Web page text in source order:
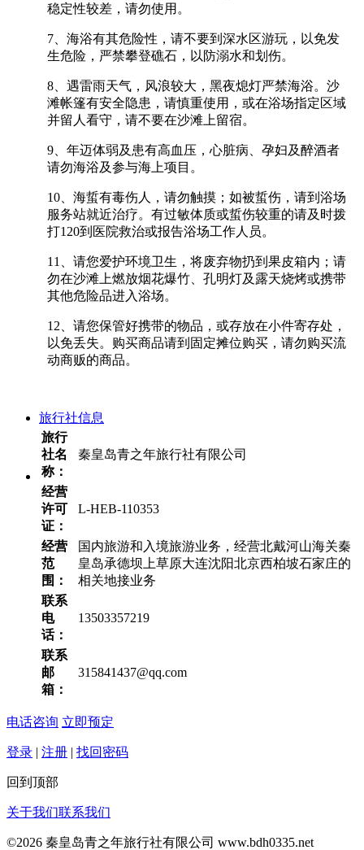
稳定性较差，请勿使用。
7、海浴有其危险性，请不要到深水区游玩，以免发
生危险，严禁攀登礁石，以防溺水和划伤。
8、遇雷雨天气，风浪较大，黑夜熄灯严禁海浴。沙
滩帐篷有安全隐患，请慎重使用，或在浴场指定区域
并留人看守，请不要在沙滩上留宿。
9、年迈体弱及患有高血压，心脏病、孕妇及醉酒者
请勿海浴及参与海上项目。
10、海蜇有毒伤人，请勿触摸；如被蜇伤，请到浴场
服务站就近治疗。有过敏体质或蜇伤较重的请及时拨
打120到医院救治或报告浴场工作人员。
11、请您爱护环境卫生，将废弃物扔到果皮箱内；请
勿在沙滩上燃放烟花爆竹、孔明灯及露天烧烤或携带
其他危险品进入浴场。
12、请您保管好携带的物品，或存放在小件寄存处，
以免丢失。购买商品请到固定摊位购买，请勿购买流
动商贩的商品。
旅行社信息
旅行
社名
称：
秦皇岛青之年旅行社有限公司
经营
许可
证：
L-HEB-110353
经营
范
围：
国内旅游和入境旅游业务，经营北戴河山海关秦
皇岛承德坝上草原大连沈阳北京西柏坡石家庄的
相关地接业务
联系
电
话：
13503357219
联系
邮
箱：
315841437@qq.com
电话咨询 立即预定
登录 | 注册 | 找回密码
回到顶部
关于我们联系我们
©2026 秦皇岛青之年旅行社有限公司 www.bdh0335.net